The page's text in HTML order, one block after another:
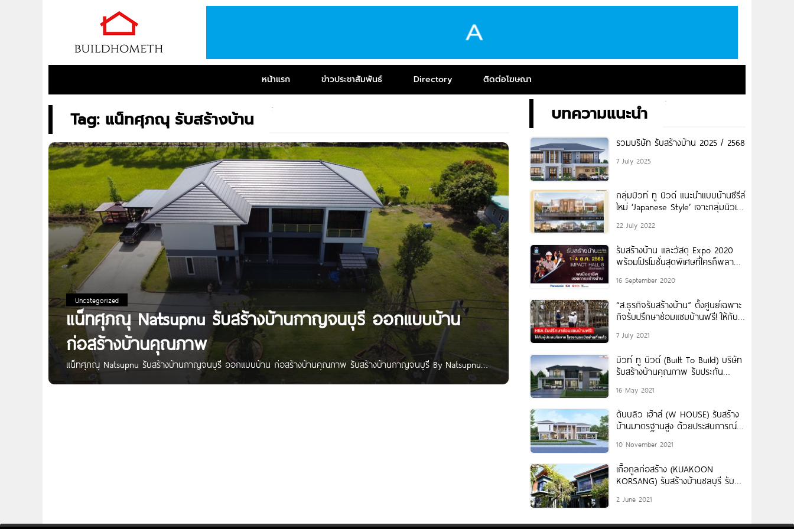
หน้าแรก ข่าวประชาสัมพันธ์ Directory ติดต่อโฆษณา
Tag: แน็ทศุภณุ รับสร้างบ้าน
Uncategorized
แน็ทศุภณุ Natsupnu รับสร้างบ้านกาญจนบุรี ออกแบบบ้าน
ก่อสร้างบ้านคุณภาพ
แน็ทศุภณุ Natsupnu รับสร้างบ้านกาญจนบุรี ออกแบบบ้าน ก่อสร้างบ้านคุณภาพ รับสร้างบ้านกาญจนบุรี By Natsupnu |
บริษัทรับสร้างบ้านและออกแบบตามความต้องการของลูกค้า โดยปลูกสร้างบนที่ดินของลูกค้าเอง เราสามารถออกแบบให้
บทความแนะนำ
รวมบริษัท รับสร้างบ้าน 2025 / 2568
7 July 2025
กลุ่มบิวท์ ทู บิวด์ แนะนำแบบบ้านซีรีส์
ใหม่ ‘Japanese Style’ เจาะกลุ่มนิวเจ
22 July 2022
รับสร้างบ้าน และวัสดุ Expo 2020
พร้อมโปรโมชั่นสุดพิเศษที่ใครก็พลาด
16 September 2020
“ส.ธุรกิจรับสร้างบ้าน” ตั้งศูนย์เฉพาะ
กิจรับปรึกษาซ่อมแซมบ้านฟรี! ให้กับผู้
7 July 2021
บิวท์ ทู บิวด์ (Built To Build) บริษัท
รับสร้างบ้านคุณภาพ รับประกัน
16 May 2021
ดับบลิว เฮ้าส์ (W HOUSE) รับสร้าง
บ้านมาตรฐานสูง ด้วยประสบการณ์
10 November 2021
เกื้อกูลก่อสร้าง (KUAKOON
KORSANG) รับสร้างบ้านชลบุรี รับ
2 June 2021